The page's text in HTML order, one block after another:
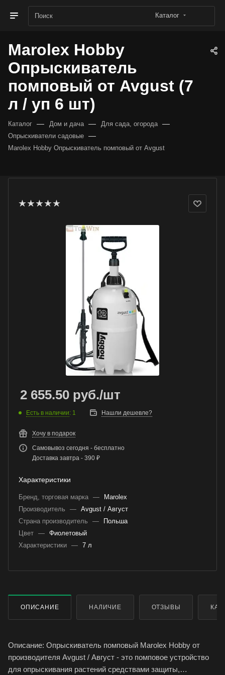
Каталог
Marolex Hobby
Опрыскиватель
помповый от Avgust (7
л / уп 6 шт)
Каталог — Дом и дача — Для сада, огорода —
Опрыскиватели садовые —
Marolex Hobby Опрыскиватель помповый от Avgust
2 655.50 руб./шт
Есть в наличии: 1 Нашли дешевле?
Хочу в подарок
Самовывоз сегодня - бесплатно
Доставка завтра - 390 ₽
Характеристики
Бренд, торговая марка —
Marolex
Производитель
— Avgust / Август
Страна производитель
—
Польша
Цвет — Фиолетовый
Характеристики — 7 л
ОПИСАНИЕ НАЛИЧИЕ ОТЗЫВЫ
Описание: Опрыскиватель помповый Marolex Hobby от
производителя Avgust / Август - это помповое устройство
для опрыскивания растений средствами защиты,